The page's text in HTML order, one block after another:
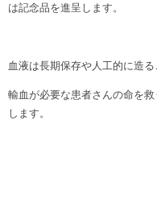
は記念品を進呈します。
血液は長期保存や人工的に造る
輸血が必要な患者さんの命を
します。